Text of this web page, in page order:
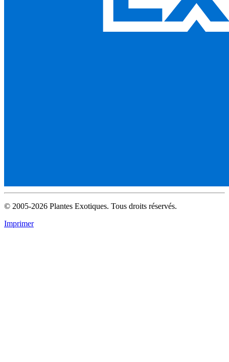
© 2005-2026 Plantes Exotiques. Tous droits réservés.
Imprimer